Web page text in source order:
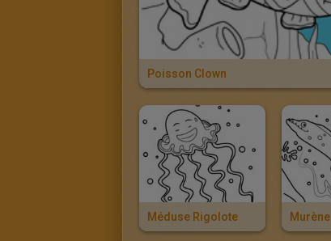
Poisson Clown
Méduse Rigolote Murène